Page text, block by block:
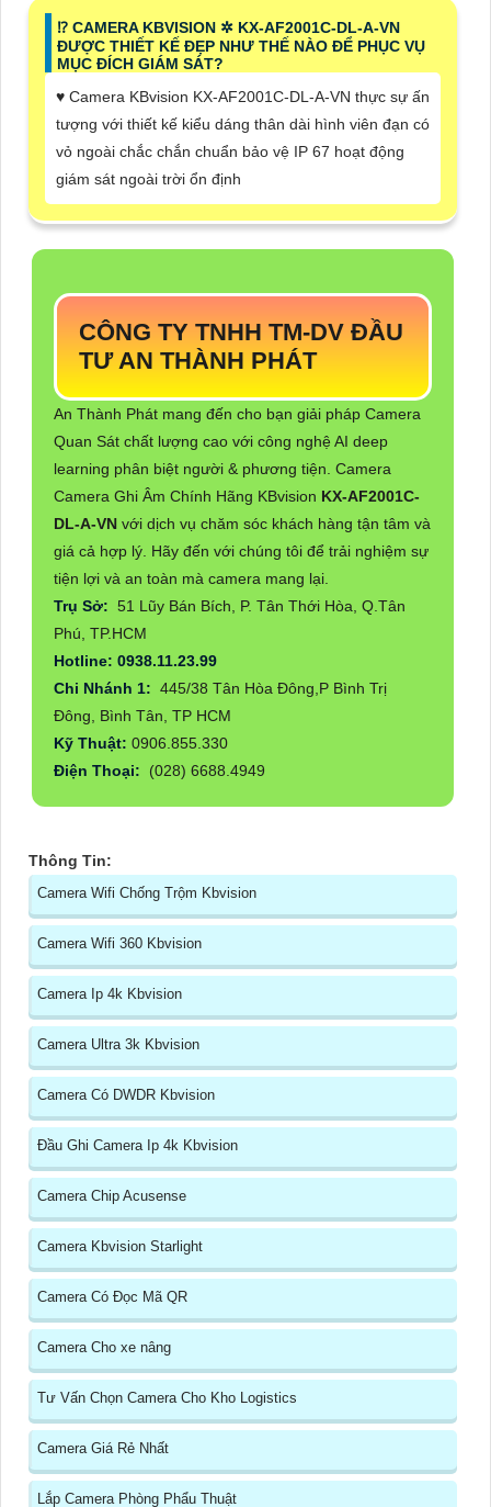
⁉️ CAMERA KBVISION ✲ KX-AF2001C-DL-A-VN
ĐƯỢC THIẾT KẾ ĐẸP NHƯ THẾ NÀO ĐỂ PHỤC VỤ
MỤC ĐÍCH GIÁM SÁT?
♥️ Camera KBvision KX-AF2001C-DL-A-VN thực sự ấn
tượng với thiết kế kiểu dáng thân dài hình viên đạn có
vỏ ngoài chắc chắn chuẩn bảo vệ IP 67 hoạt động
giám sát ngoài trời ổn định
CÔNG TY TNHH TM-DV ĐẦU
TƯ AN THÀNH PHÁT
An Thành Phát mang đến cho bạn giải pháp Camera
Quan Sát chất lượng cao với công nghệ AI deep
learning phân biệt người & phương tiện. Camera
Camera Ghi Âm Chính Hãng KBvision KX-AF2001C-
DL-A-VN với dịch vụ chăm sóc khách hàng tận tâm và
giá cả hợp lý. Hãy đến với chúng tôi để trải nghiệm sự
tiện lợi và an toàn mà camera mang lại.
Trụ Sở: 51 Lũy Bán Bích, P. Tân Thới Hòa, Q.Tân
Phú, TP.HCM
Hotline: 0938.11.23.99
Chi Nhánh 1: 445/38 Tân Hòa Đông,P Bình Trị
Đông, Bình Tân, TP HCM
Kỹ Thuật: 0906.855.330
Điện Thoại:
(028) 6688.4949
Thông Tin:
Camera Wifi Chống Trộm Kbvision
Camera Wifi 360 Kbvision
Camera Ip 4k Kbvision
Camera Ultra 3k Kbvision
Camera Có DWDR Kbvision
Đầu Ghi Camera Ip 4k Kbvision
Camera Chip Acusense
Camera Kbvision Starlight
Camera Có Đọc Mã QR
Camera Cho xe nâng
Tư Vấn Chọn Camera Cho Kho Logistics
Camera Giá Rẻ Nhất
Lắp Camera Phòng Phẩu Thuật